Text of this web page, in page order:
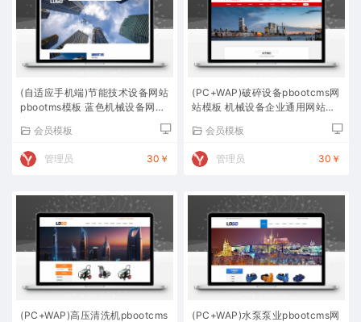
(自适应手机端)节能技术设备网站
pbootms模板 蓝色机械设备网站
会员模板
管理员 30￥
(PC+WAP)破碎设备pbootcms网
站模板 机械设备企业通用网站源
会员模板
管理员 30￥
(PC+WAP)高压清洗机pbootcms
(PC+WAP)水泵泵业pbootcms网